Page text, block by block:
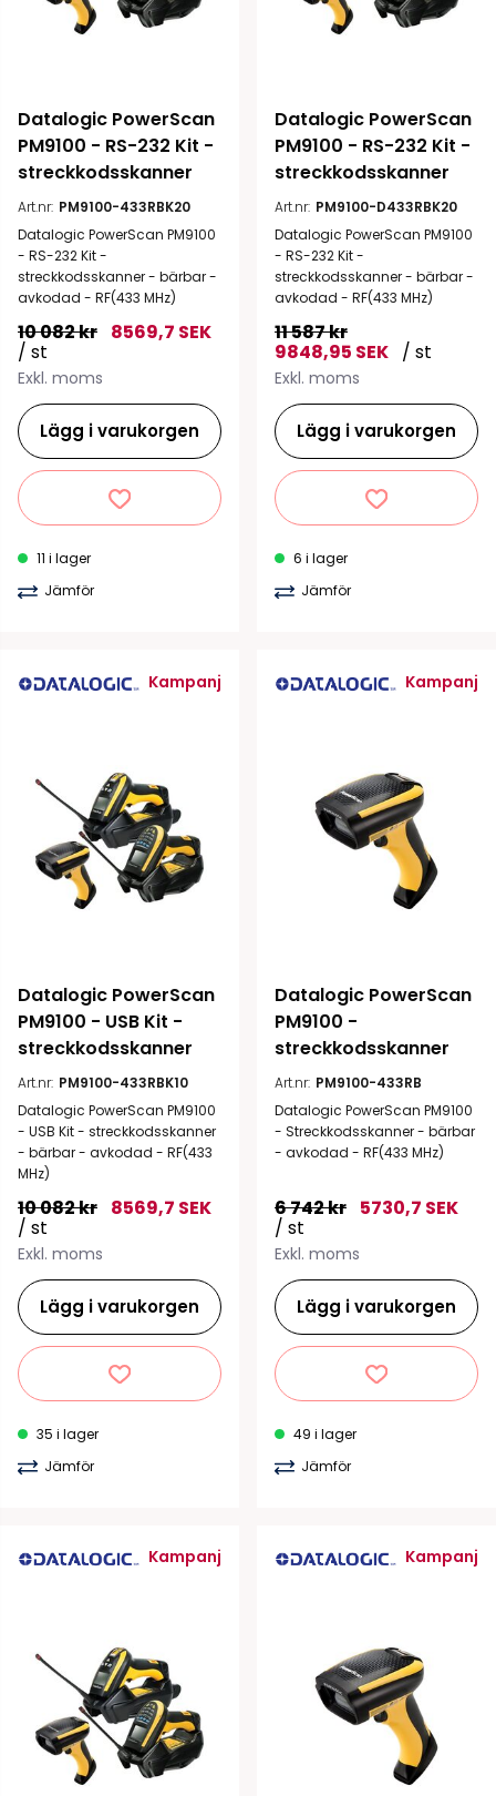
Datalogic PowerScan
PM9100 - RS-232 Kit -
streckkodsskanner
Art.nr: PM9100-433RBK20
Datalogic PowerScan PM9100
- RS-232 Kit -
streckkodsskanner - bärbar -
avkodad - RF(433 MHz)
10 082 kr 8569,7 SEK
/ st
Exkl. moms
Lägg i varukorgen
11 i lager
Jämför
Datalogic PowerScan
PM9100 - RS-232 Kit -
streckkodsskanner
Art.nr: PM9100-D433RBK20
Datalogic PowerScan PM9100
- RS-232 Kit -
streckkodsskanner - bärbar -
avkodad - RF(433 MHz)
11 587 kr
9848,95 SEK / st
Exkl. moms
Lägg i varukorgen
6 i lager
Jämför
Kampanj
Datalogic PowerScan
PM9100 - USB Kit -
streckkodsskanner
Art.nr: PM9100-433RBK10
Datalogic PowerScan PM9100
- USB Kit - streckkodsskanner
- bärbar - avkodad - RF(433
MHz)
10 082 kr 8569,7 SEK
/ st
Exkl. moms
Lägg i varukorgen
35 i lager
Jämför
Kampanj
Datalogic PowerScan
PM9100 -
streckkodsskanner
Art.nr: PM9100-433RB
Datalogic PowerScan PM9100
- Streckkodsskanner - bärbar
- avkodad - RF(433 MHz)
6 742 kr 5730,7 SEK
/ st
Exkl. moms
Lägg i varukorgen
49 i lager
Jämför
Kampanj Kampanj